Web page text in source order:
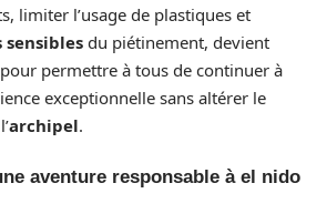
limiter l’usage de plastiques et
sensibles du piétinement, devient
permettre à tous de continuer à
exceptionnelle sans altérer le
archipel.
aventure responsable à el nido